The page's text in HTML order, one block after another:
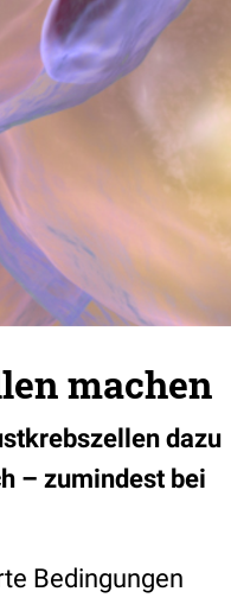
machen
dazu
– zumindest bei
Bedingungen